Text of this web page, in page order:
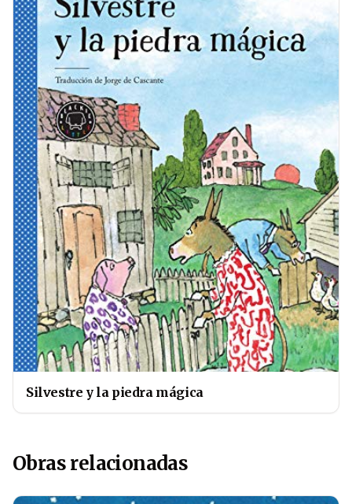
Silvestre y la piedra mágica
Obras relacionadas